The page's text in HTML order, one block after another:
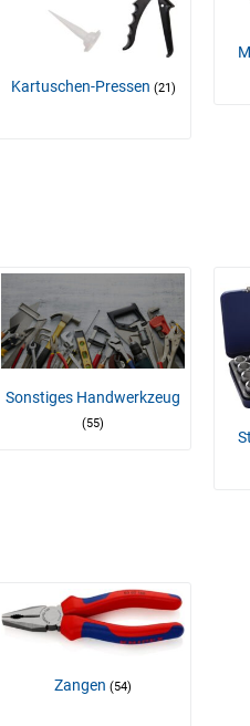
Kartuschen-Pressen (21)
Sonstiges Handwerkzeug
(55)
Zangen(54)